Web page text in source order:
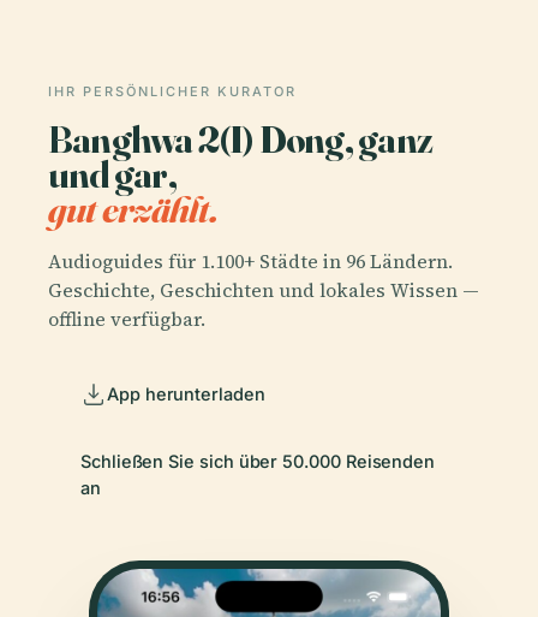
IHR PERSÖNLICHER KURATOR
Banghwa 2(I) Dong, ganz
und gar,
gut erzählt.
Audioguides für 1.100+ Städte in 96 Ländern.
Geschichte, Geschichten und lokales Wissen —
offline verfügbar.
App herunterladen
Schließen Sie sich über 50.000 Reisenden
an